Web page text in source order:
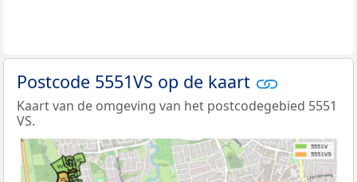
Postcode 5551VS op de kaart
Kaart van de omgeving van het postcodegebied 5551
VS.